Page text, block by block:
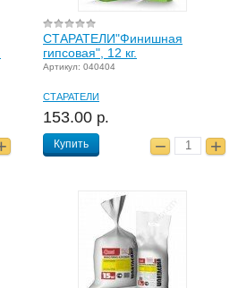
СТАРАТЕЛИ"Финишная
гипсовая", 12 кг.
Артикул: 040404
СТАРАТЕЛИ
153.00 р.
Купить